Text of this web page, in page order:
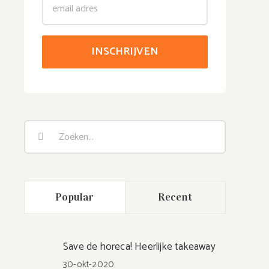
Zoeken
Popular Recent
Save de horeca! Heerlijke takeaway
30-okt-2020